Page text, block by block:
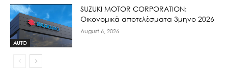
AUTO
SUZUKI MOTOR CORPORATION:
Οικονομικά αποτελέσματα 3μηνο 2026
August 6, 2026